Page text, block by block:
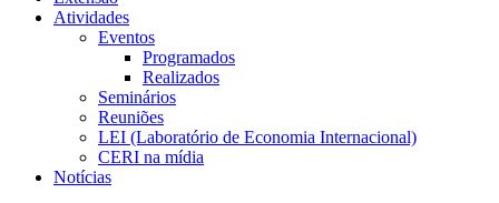
Atividades
Eventos
Programados
Realizados
Seminários
Reuniões
LEI (Laboratório de Economia Internacional)
CERI na mídia
Notícias